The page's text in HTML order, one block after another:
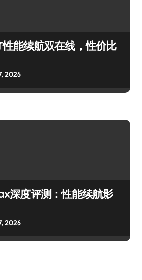
性能续航双在线，性价比
2026
深度评测：性能续航影
2026